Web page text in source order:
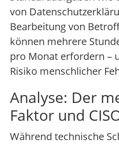
von
Bearbeitung von
können mehrere
pro Monat erfordern –
Risiko menschlicher
Analyse: Der
Faktor und
Während technische